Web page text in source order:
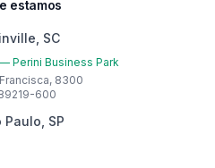
estamos
SC
Perini Business Park
8300
600
Paulo, SP